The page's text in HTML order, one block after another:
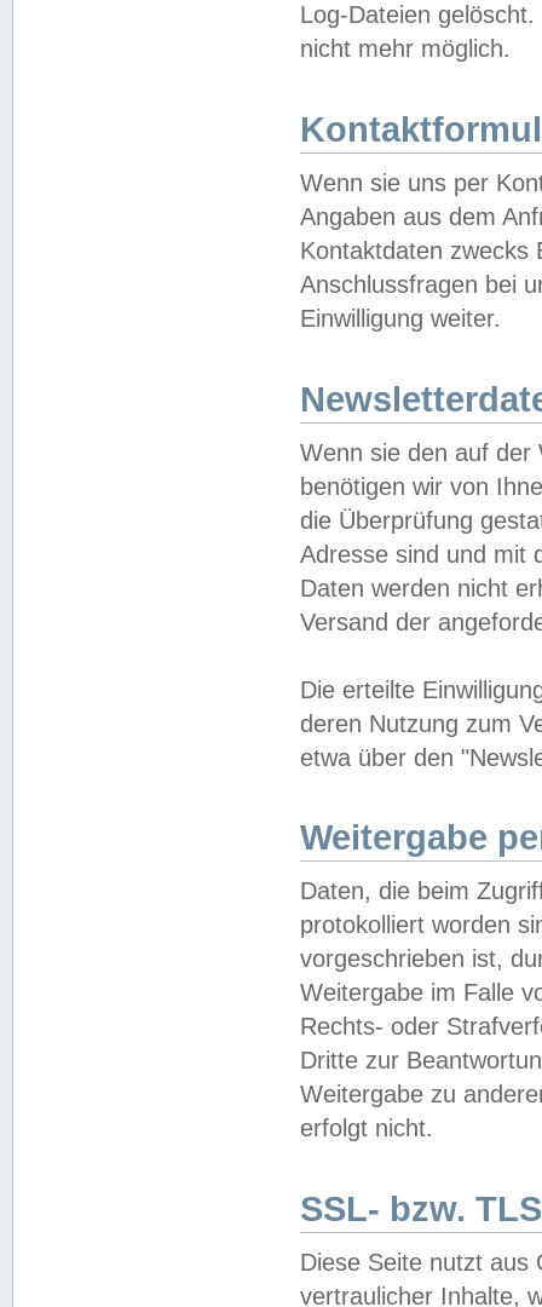
Log-Dateien
nicht mehr möglich.
Wenn sie uns per
Angaben aus dem
Kontaktdaten zwecks
Anschlussfragen bei
Einwilligung weiter.
Wenn sie den auf der
benötigen wir von
die Überprüfung
Adresse sind und mit
Daten werden nicht
Versand der
Die erteilte
deren Nutzung zum
etwa über den
Weitergabe
Daten, die beim
protokolliert worden
vorgeschrieben ist,
Weitergabe im Falle
Rechts- oder
Dritte zur
Weitergabe zu
erfolgt nicht.
SSL- bzw.
Diese Seite nutzt aus
vertraulicher Inhalte,